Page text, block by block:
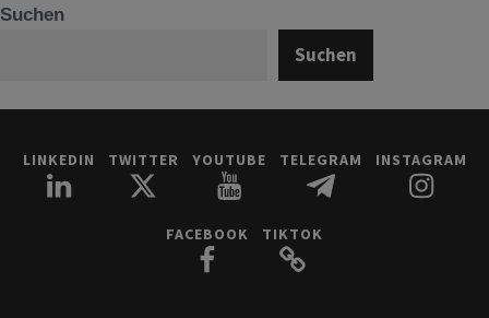
Suchen
Suchen
LINKEDIN TWITTER YOUTUBE TELEGRAM INSTAGRAM
FACEBOOK TIKTOK